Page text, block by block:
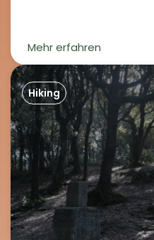
Mehr erfahren
Hiking